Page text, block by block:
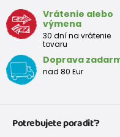
Vrátenie alebo
výmena
30 dní na vrátenie
tovaru
Doprava
nad 80 Eur
Potrebujete poradiť?